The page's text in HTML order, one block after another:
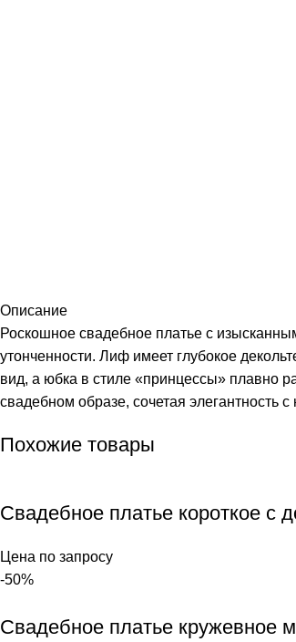
Описание
Роскошное свадебное платье с
утонченности. Лиф имеет глубокое
вид, а юбка в стиле «принцессы» плавно
свадебном образе, сочетая элегантность с
Похожие товары
Свадебное платье короткое с
Цена по запросу
-50%
Свадебное платье кружевное